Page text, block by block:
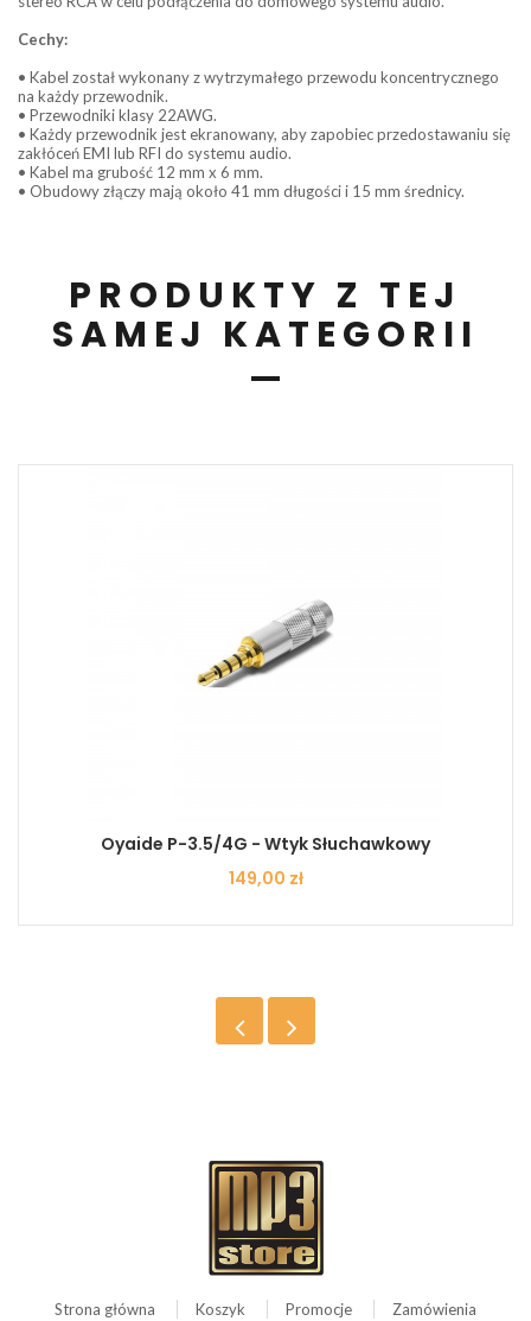
Cechy:
• Kabel został wykonany z wytrzymałego przewodu koncentrycznego
na każdy przewodnik.
• Przewodniki klasy 22AWG.
• Każdy przewodnik jest ekranowany, aby zapobiec przedostawaniu się
zakłóceń EMI lub RFI do systemu audio.
• Kabel ma grubość 12 mm x 6 mm.
• Obudowy złączy mają około 41 mm długości i 15 mm średnicy.
PRODUKTY Z TEJ
SAMEJ KATEGORII
Oyaide P-3.5/4G - Wtyk Słuchawkowy
Cena
149,00 zł
Strona główna Koszyk Promocje
Zamówienia